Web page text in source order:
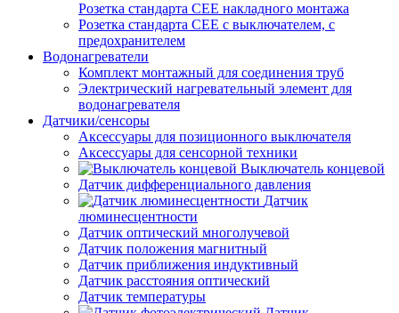
Розетка стандарта СЕЕ накладного монтажа
Розетка стандарта СЕЕ с выключателем, с
предохранителем
Водонагреватели
Комплект монтажный для соединения труб
Электрический нагревательный элемент для
водонагревателя
Датчики/сенсоры
Аксессуары для позиционного выключателя
Аксессуары для сенсорной техники
Выключатель концевой
Датчик дифференциального давления
Датчик
люминесцентности
Датчик оптический многолучевой
Датчик положения магнитный
Датчик приближения индуктивный
Датчик расстояния оптический
Датчик температуры